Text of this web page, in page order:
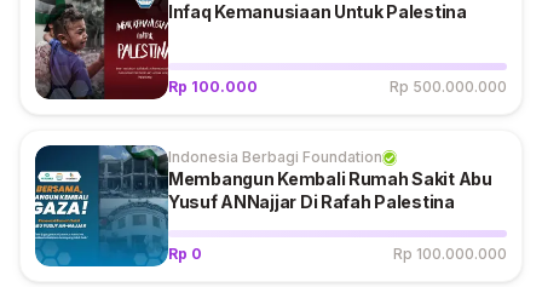
Infaq Kemanusiaan Untuk Palestina
Rp 100.000 Rp 500.000.000
Indonesia Berbagi Foundation
Membangun Kembali Rumah Sakit Abu
Yusuf ANNajjar Di Rafah Palestina
Rp 0 Rp 100.000.000